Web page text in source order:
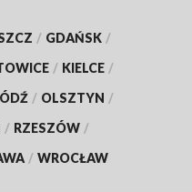
/ GDAŃSK /
/ KIELCE /
/ OLSZTYN /
/ RZESZÓW /
/ WROCŁAW